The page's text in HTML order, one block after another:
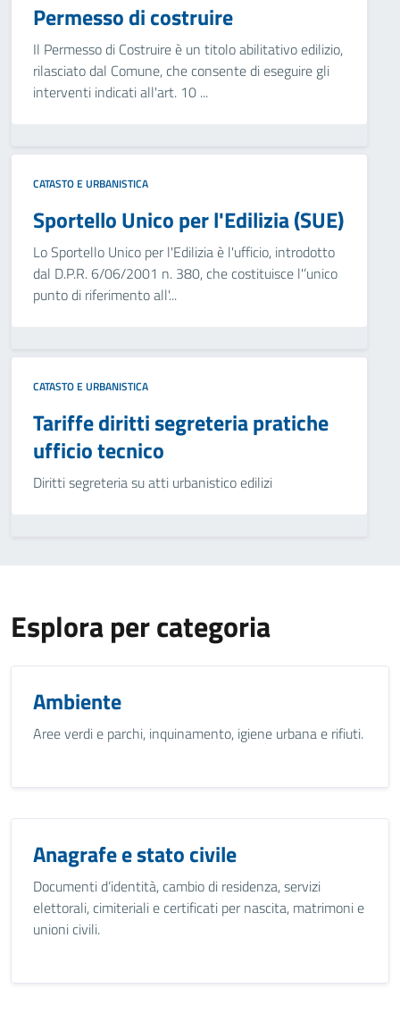
Permesso di costruire
Il Permesso di Costruire è un titolo abilitativo edilizio,
rilasciato dal Comune, che consente di eseguire gli
interventi indicati all'art. 10 ...
CATASTO E URBANISTICA
Sportello Unico per l'Edilizia (SUE)
Lo Sportello Unico per l'Edilizia è l'ufficio, introdotto
dal D.P.R. 6/06/2001 n. 380, che costituisce l'’unico
punto di riferimento all'...
CATASTO E URBANISTICA
Tariffe diritti segreteria pratiche
ufficio tecnico
Diritti segreteria su atti urbanistico edilizi
Esplora per categoria
Ambiente
Aree verdi e parchi, inquinamento, igiene urbana e rifiuti.
Anagrafe e stato civile
Documenti d’identità, cambio di residenza, servizi
elettorali, cimiteriali e certificati per nascita, matrimoni e
unioni civili.